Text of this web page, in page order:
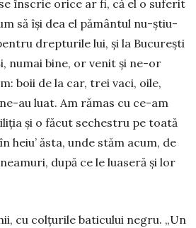
în­scrie orice ar fi, că el o suferit
să își dea el pământul nu-știu-
drepturile lui, și la București
numai bine, or venit și ne-or
boii de la car, trei vaci, oile,
au luat. Am rămas cu ce-am
și o făcut se­ches­tru pe toată
he­iu’ ăsta, unde stăm acum, de
după ce le luaseră și lor
cu colțurile baticului negru. „Un